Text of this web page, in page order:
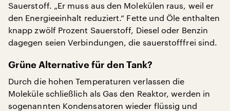
Sauerstoff. „Er muss aus den Molekülen raus, weil er
den Energieeinhalt reduziert.“ Fette und Öle enthalten
knapp zwölf Prozent Sauerstoff, Diesel oder Benzin
dagegen seien Verbindungen, die sauerstofffrei sind.
Grüne Alternative für den Tank?
Durch die hohen Temperaturen verlassen die
Moleküle schließlich als Gas den Reaktor, werden in
sogenannten Kondensatoren wieder flüssig und